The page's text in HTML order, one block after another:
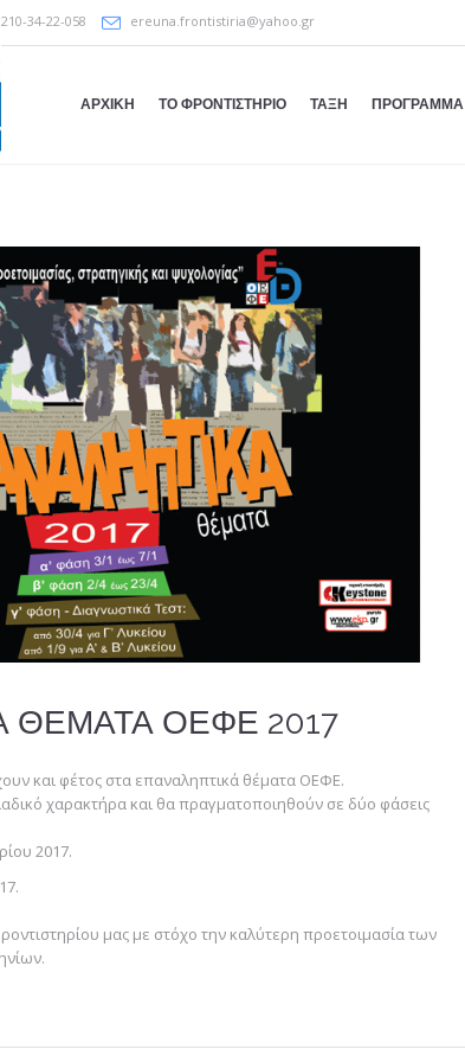
210-34-22-058 ereuna.frontistiria@yahoo.gr
ΑΡΧΙΚΗ ΤΟ ΦΡΟΝΤΙΣΤΗΡΙΟ ΤΑΞΗ ΠΡΟΓΡΑΜΜΑ
ΘΕΜΑΤΑ ΟΕΦΕ 2017
και φέτος στα επαναληπτικά θέματα ΟΕΦΕ.
χαρακτήρα και θα πραγματοποιηθούν σε δύο φάσεις
2017.
μας με στόχο την καλύτερη προετοιμασία των